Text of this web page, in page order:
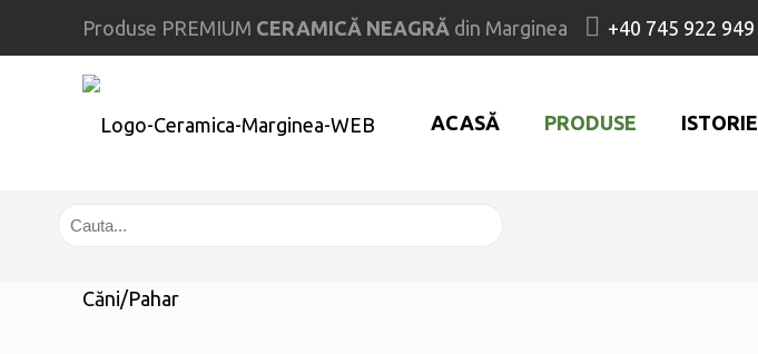
Produse PREMIUM CERAMICĂ NEAGRĂ din Marginea +40 745 922 949
ACASĂ PRODUSE ISTORIE
Căni/Pahar